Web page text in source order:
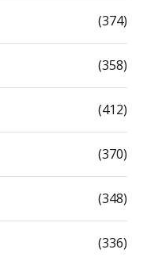
(374)
(358)
(412)
(370)
(348)
(336)